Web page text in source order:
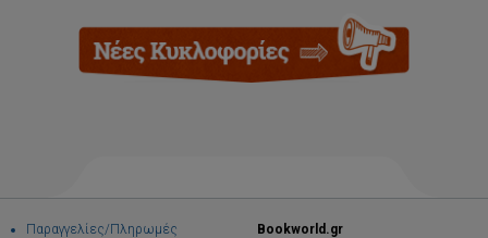
Παραγγελίες/Πληρωμές
Bookworld.gr